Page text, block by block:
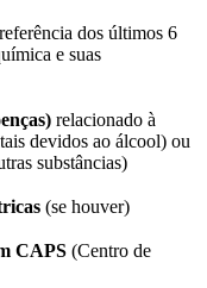
dos últimos 6
e suas
relacionado à
devidos ao álcool) ou
substâncias)
(se houver)
CAPS (Centro de